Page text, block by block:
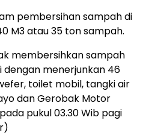
pembersihan sampah di
M3 atau 35 ton sampah.
membersihkan sampah
dengan menerjunkan 46
toilet mobil, tangki air
dan Gerobak Motor
pukul 03.30 Wib pagi